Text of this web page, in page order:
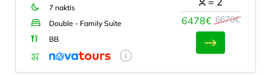
7 naktis
Double - Family Suite
BB
6478€ 6678€